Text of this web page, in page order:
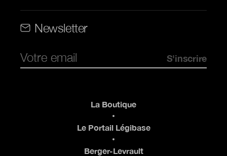
Newsletter
La Boutique
Le Portail Légibase
Berger-Levrault